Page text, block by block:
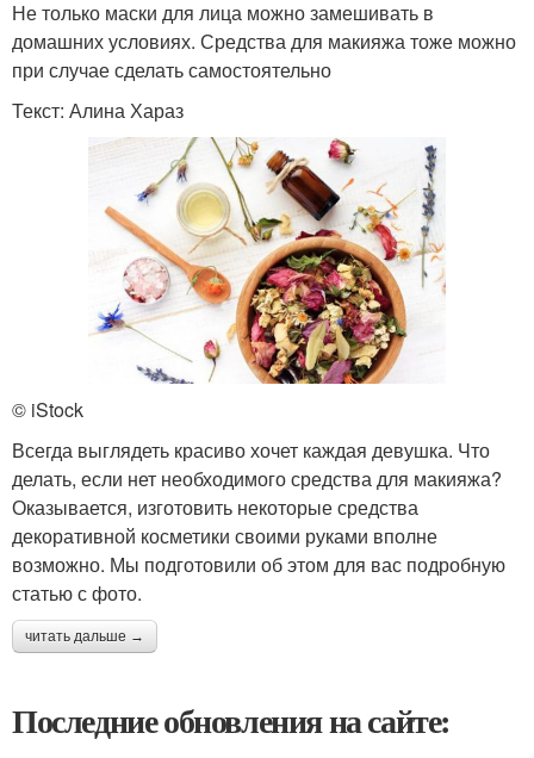
Не только маски для лица можно замешивать в
домашних условиях. Средства для макияжа тоже можно
при случае сделать самостоятельно
Текст: Алина Хараз
© iStock
Всегда выглядеть красиво хочет каждая девушка. Что
делать, если нет необходимого средства для макияжа?
Оказывается, изготовить некоторые средства
декоративной косметики своими руками вполне
возможно. Мы подготовили об этом для вас подробную
статью с фото.
читать дальше →
Последние обновления на сайте: